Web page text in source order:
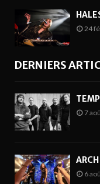
24
DERNIERS
7
6